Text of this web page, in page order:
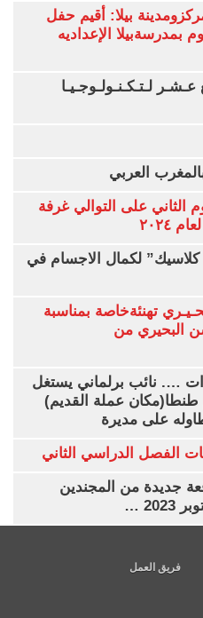
بيلا: أقيم حفل
بمدرسةبيلا الإعداديه
عـشـر لـتـكـنـولـوجـيـا
العربي
الثاني على التوالي غرفة
٢٠٢٤
كلاسيك” لكمال الاجسام في
تهنئةخاصة بمناسبة
البحيري من
…. نائب برلماني يستغل
عملة القديم)
على مديرة
الفصل الدراسي الثاني
جديدة من المجندين
…
فريق العمل